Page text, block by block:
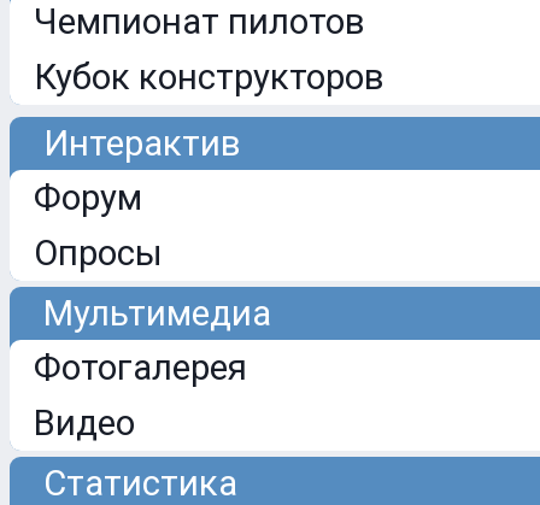
Чемпионат пилотов
Кубок конструкторов
Интерактив
Форум
Опросы
Мультимедиа
Фотогалерея
Видео
Статистика